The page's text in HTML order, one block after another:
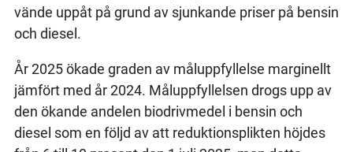
vände uppåt på grund av sjunkande priser på bensin
och diesel.
År 2025 ökade graden av måluppfyllelse marginellt
jämfört med år 2024. Måluppfyllelsen drogs upp av
den ökande andelen biodrivmedel i bensin och
diesel som en följd av att reduktionsplikten höjdes